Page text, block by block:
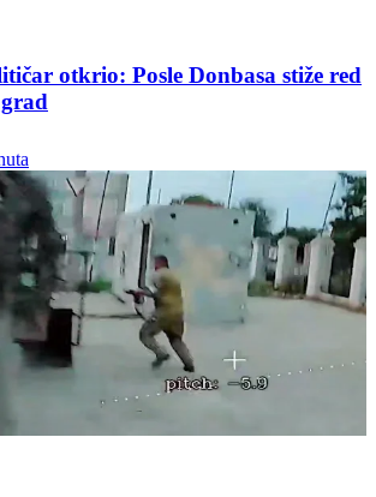
otkrio: Posle Donbasa stiže red